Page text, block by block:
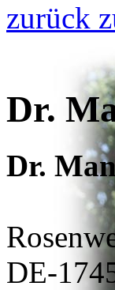
zurück
Dr.
Dr.
DE-